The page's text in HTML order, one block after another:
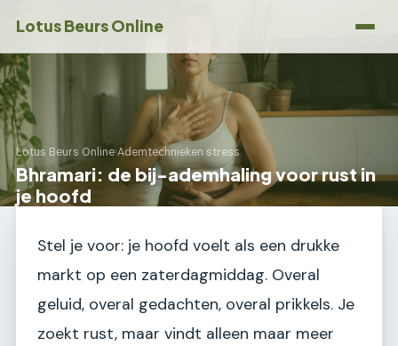
Lotus Beurs Online
Lotus Beurs Online›Ademtechnieken stress
Bhramari: de bij-ademhaling voor rust in
je hoofd
Stel je voor: je hoofd voelt als een drukke
markt op een zaterdagmiddag. Overal
geluid, overal gedachten, overal prikkels. Je
zoekt rust, maar vindt alleen maar meer